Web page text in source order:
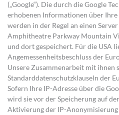
(„Google“). Die durch die Google
erhobenen Informationen über
werden in der Regel an einen
Amphitheatre Parkway Mountain
und dort gespeichert. Für die USA
Angemessenheitsbeschluss der
Unsere Zusammenarbeit mit ihnen
Standarddatenschutzklauseln der
Sofern Ihre IP-Adresse über die
wird sie vor der Speicherung auf
Aktivierung der IP-